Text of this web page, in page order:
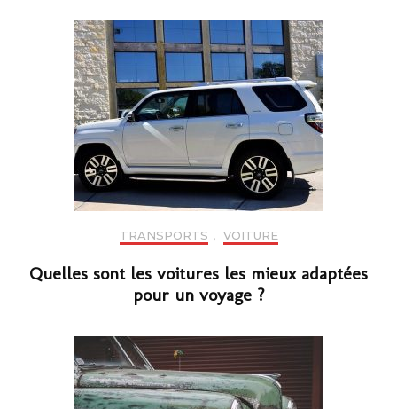
TRANSPORTS , VOITURE
Quelles sont les voitures les mieux adaptées
pour un voyage ?